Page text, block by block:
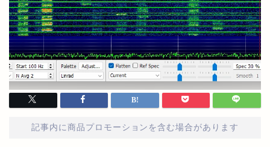
記事内に商品プロモーションを含む場合があります